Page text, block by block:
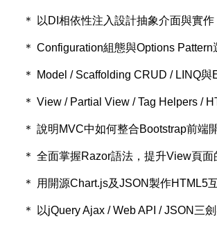
＊ 以DI相依性注入設計抽象介面與實作
＊ Configuration組態與Options Pattern
＊ Model / Scaffolding CRUD / LINQ與
＊ View / Partial View / Tag Helpers /
＊ 說明MVC中如何整合Bootstrap前端
＊ 全面掌握Razor語法，提升View頁面
＊ 用開源Chart.js及JSON製作HTML5
＊ 以jQuery Ajax / Web API / JSON三劍